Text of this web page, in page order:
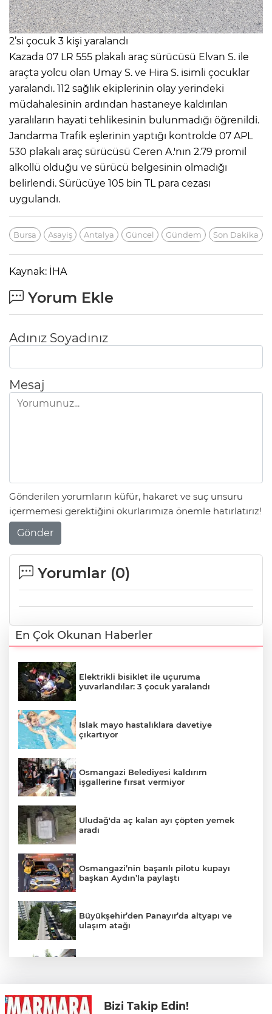
2’si çocuk 3 kişi yaralandı
Kazada 07 LR 555 plakalı araç sürücüsü Elvan S. ile
araçta yolcu olan Umay S. ve Hira S. isimli çocuklar
yaralandı. 112 sağlık ekiplerinin olay yerindeki
müdahalesinin ardından hastaneye kaldırılan
yaralıların hayati tehlikesinin bulunmadığı öğrenildi.
Jandarma Trafik eşlerinin yaptığı kontrolde 07 APL
530 plakalı araç sürücüsü Ceren A.'nın 2.79 promil
alkollü olduğu ve sürücü belgesinin olmadığı
belirlendi. Sürücüye 105 bin TL para cezası
uygulandı.
Bursa Asayiş Antalya Güncel Gündem Son Dakika
Kaynak: İHA
Yorum Ekle
Adınız Soyadınız
Mesaj
Gönderilen yorumların küfür, hakaret ve suç unsuru
içermemesi gerektiğini okurlarımıza önemle hatırlatırız!
Gönder
Yorumlar (0)
En Çok Okunan Haberler
Elektrikli bisiklet ile uçuruma
yuvarlandılar: 3 çocuk yaralandı
Islak mayo hastalıklara davetiye
çıkartıyor
Osmangazi Belediyesi kaldırım
işgallerine fırsat vermiyor
Uludağ'da aç kalan ayı çöpten yemek
aradı
Osmangazi’nin başarılı pilotu kupayı
başkan Aydın’la paylaştı
Büyükşehir’den Panayır’da altyapı ve
ulaşım atağı
Bizi Takip Edin!